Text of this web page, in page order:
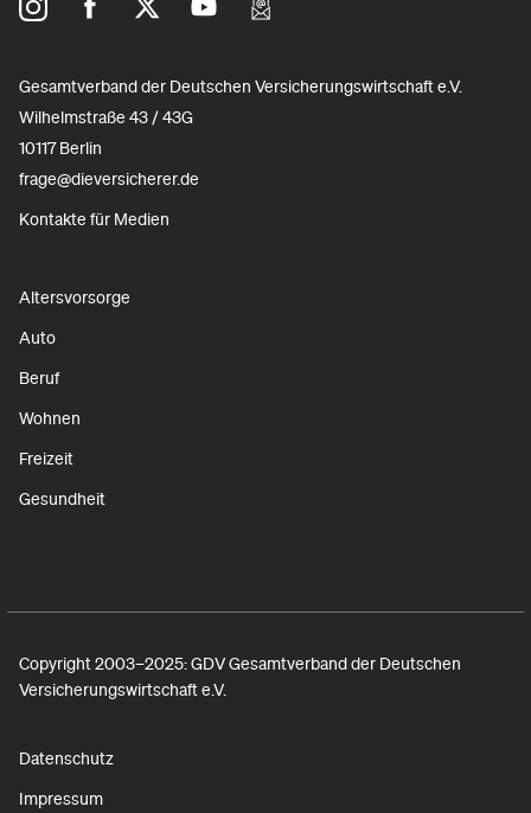
Gesamtverband der Deutschen Versicherungswirtschaft e.V.
Wilhelmstraße 43 / 43G
10117 Berlin
frage@dieversicherer.de
Kontakte für Medien
Altersvorsorge
Auto
Beruf
Wohnen
Freizeit
Gesundheit
Copyright 2003–2025: GDV Gesamtverband der Deutschen
Versicherungswirtschaft e.V.
Datenschutz
Impressum